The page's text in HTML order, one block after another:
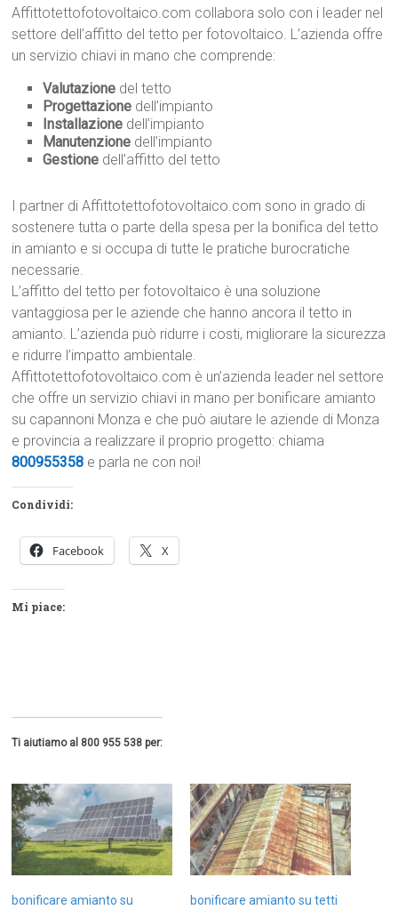
Affittotettofotovoltaico.com collabora solo con i leader nel
settore dell’affitto del tetto per fotovoltaico. L’azienda offre
un servizio chiavi in mano che comprende:
Valutazione del tetto
Progettazione dell’impianto
Installazione dell’impianto
Manutenzione dell’impianto
Gestione dell’affitto del tetto
I partner di Affittotettofotovoltaico.com sono in grado di
sostenere tutta o parte della spesa per la bonifica del tetto
in amianto e si occupa di tutte le pratiche burocratiche
necessarie.
L’affitto del tetto per fotovoltaico è una soluzione
vantaggiosa per le aziende che hanno ancora il tetto in
amianto. L’azienda può ridurre i costi, migliorare la sicurezza
e ridurre l’impatto ambientale.
Affittotettofotovoltaico.com è un’azienda leader nel settore
che offre un servizio chiavi in mano per bonificare amianto
su capannoni Monza e che può aiutare le aziende di Monza
e provincia a realizzare il proprio progetto: chiama
800955358 e parla ne con noi!
Condividi:
Facebook X
Mi piace:
Ti aiutiamo al 800 955 538 per:
bonificare amianto su
bonificare amianto su tetti